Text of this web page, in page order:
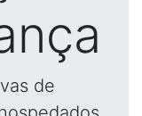
de